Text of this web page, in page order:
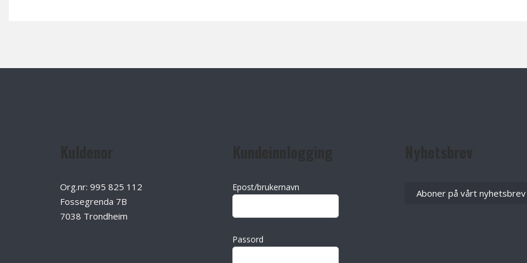
Org.nr: 995 825 112
Fossegrenda 7B
7038 Trondheim
Epost/brukernavn
Passord
Aboner på vårt nyhetsbrev